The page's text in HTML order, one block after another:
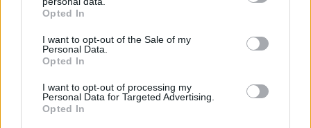
grant or deny consent to Google and its third-party tags to
use your data for below specified purposes in below Google
consent section.
Opted In
I want to opt-out of the Sale of my
Personal Data.
Opted In
I want to opt-out of processing my
Personal Data for Targeted Advertising.
Opted In